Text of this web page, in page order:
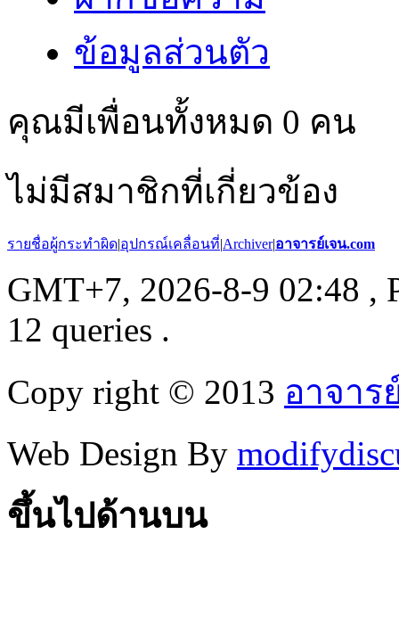
ข้อมูลส่วนตัว
คุณมีเพื่อนทั้งหมด 0 คน
ไม่มีสมาชิกที่เกี่ยวข้อง
รายชื่อผู้กระทำผิด|อุปกรณ์เคลื่อนที่|Archiver|อาจารย์เจน.com
GMT+7, 2026-8-9 02:48 ,
12 queries .
Copy right © 2013 อาจาร
Web Design By
ขึ้นไปด้านบน